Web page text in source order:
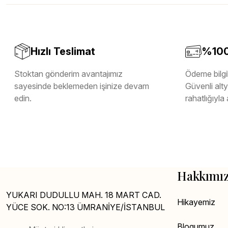
Hızlı Teslimat
Stoktan gönderim avantajımız
sayesinde beklemeden işinize devam
edin.
Ödeme
Güvenli
rahatlığıyla
YUKARI DUDULLU MAH. 18 MART CAD.
YÜCE SOK. NO:13 ÜMRANİYE/İSTANBUL
Hikayemiz